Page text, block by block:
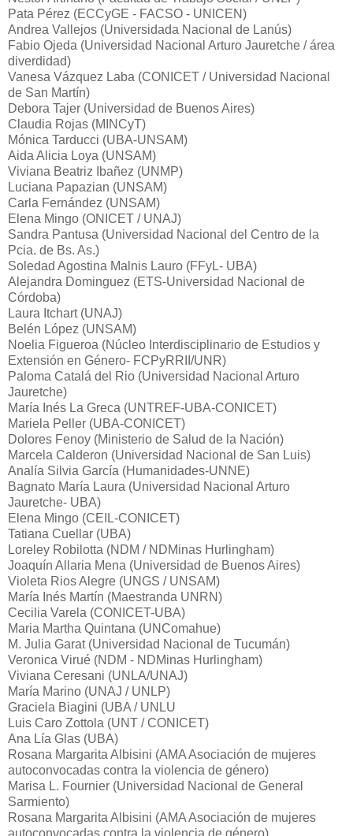
Pata Pérez (ECCyGE - FACSO - UNICEN)
Andrea Vallejos (Universidada Nacional de Lanús)
Fabio Ojeda (Universidad Nacional Arturo Jauretche / área
diverdidad)
Vanesa Vázquez Laba (CONICET / Universidad Nacional
de San Martín)
Debora Tajer (Universidad de Buenos Aires)
Claudia Rojas (MINCyT)
Mónica Tarducci (UBA-UNSAM)
Aida Alicia Loya (UNSAM)
Viviana Beatriz Ibañez (UNMP)
Luciana Papazian (UNSAM)
Carla Fernández (UNSAM)
Elena Mingo (ONICET / UNAJ)
Sandra Pantusa (Universidad Nacional del Centro de la
Pcia. de Bs. As.)
Soledad Agostina Malnis Lauro (FFyL- UBA)
Alejandra Dominguez (ETS-Universidad Nacional de
Córdoba)
Laura Itchart (UNAJ)
Belén López (UNSAM)
Noelia Figueroa (Núcleo Interdisciplinario de Estudios y
Extensión en Género- FCPyRRII/UNR)
Paloma Catalá del Rio (Universidad Nacional Arturo
Jauretche)
María Inés La Greca (UNTREF-UBA-CONICET)
Mariela Peller (UBA-CONICET)
Dolores Fenoy (Ministerio de Salud de la Nación)
Marcela Calderon (Universidad Nacional de San Luis)
Analía Silvia García (Humanidades-UNNE)
Bagnato María Laura (Universidad Nacional Arturo
Jauretche- UBA)
Elena Mingo (CEIL-CONICET)
Tatiana Cuellar (UBA)
Loreley Robilotta (NDM / NDMinas Hurlingham)
Joaquín Allaria Mena (Universidad de Buenos Aires)
Violeta Rios Alegre (UNGS / UNSAM)
María Inés Martín (Maestranda UNRN)
Cecilia Varela (CONICET-UBA)
Maria Martha Quintana (UNComahue)
M. Julia Garat (Universidad Nacional de Tucumán)
Veronica Virué (NDM - NDMinas Hurlingham)
Viviana Ceresani (UNLA/UNAJ)
María Marino (UNAJ / UNLP)
Graciela Biagini (UBA / UNLU
Luis Caro Zottola (UNT / CONICET)
Ana Lía Glas (UBA)
Rosana Margarita Albisini (AMA Asociación de mujeres
autoconvocadas contra la violencia de género)
Marisa L. Fournier (Universidad Nacional de General
Sarmiento)
Rosana Margarita Albisini (AMA Asociación de mujeres
autoconvocadas contra la violencia de género)